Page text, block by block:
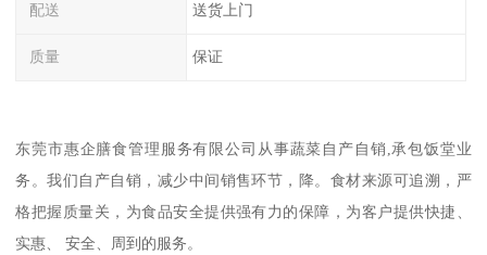
配送 送货上门
质量 保证
东莞市惠企膳食管理服务有限公司从事蔬菜自产自销,承包饭堂业
务。我们自产自销，减少中间销售环节，降。食材来源可追溯，严
格把握质量关，为食品安全提供强有力的保障，为客户提供快捷、
实惠、 安全、周到的服务。